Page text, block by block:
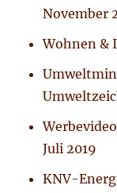
November
Wohnen &
Juli 2019
KNV-